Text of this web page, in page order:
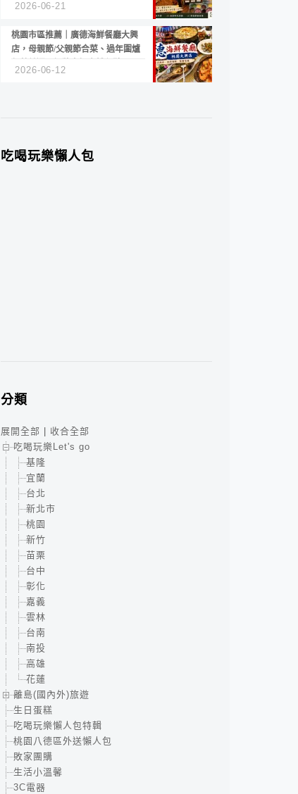
2026-06-21
桃園市區推薦｜廣德海鮮餐廳大興
店，母親節/父親節合菜、過年圍爐
2026-06-12
吃喝玩樂懶人包
分類
展開全部
收合全部
吃喝玩樂Let's go
基隆
宜蘭
台北
新北市
桃園
新竹
苗栗
台中
彰化
嘉義
雲林
台南
南投
高雄
花蓮
離島(國內外)旅遊
生日蛋糕
吃喝玩樂懶人包特輯
桃園八德區外送懶人包
敗家團購
生活小溫馨
3C電器